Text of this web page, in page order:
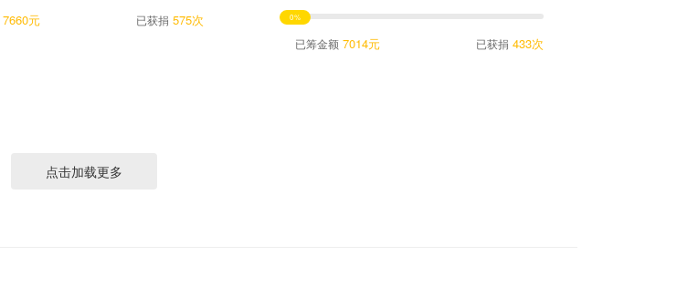
7660元 已获捐 575次 0%
已筹金额 7014元 已获捐 433次
点击加载更多